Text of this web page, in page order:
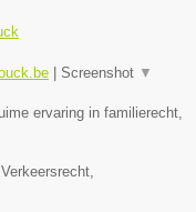
Screenshot ▼
ervaring in familierecht,